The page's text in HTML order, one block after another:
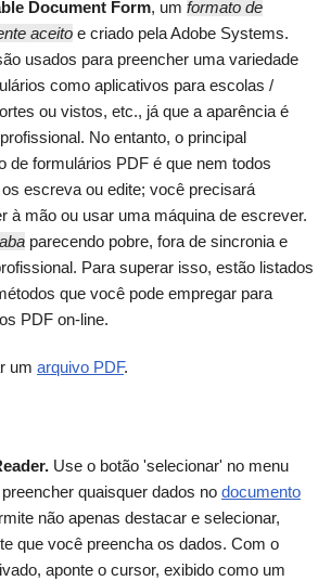
Document Form, um formato de
aceito e criado pela Adobe Systems.
usados para preencher uma variedade
como aplicativos para escolas /
ou vistos, etc., já que a aparência é
No entanto, o principal
de formulários PDF é que nem todos
escreva ou edite; você precisará
à mão ou usar uma máquina de escrever.
parecendo pobre, fora de sincronia e
Para superar isso, estão listados
que você pode empregar para
PDF on-line.
um arquivo PDF.
Use o botão 'selecionar' no menu
quaisquer dados no documento
não apenas destacar e selecionar,
que você preencha os dados. Com o
aponte o cursor, exibido como um